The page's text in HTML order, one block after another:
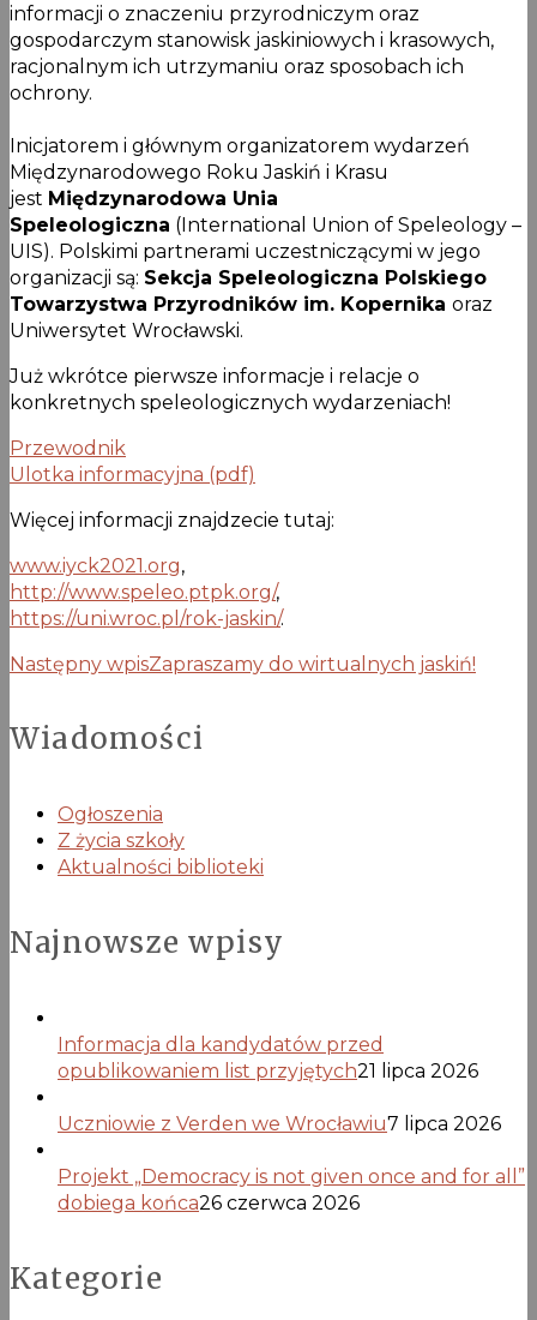
informacji o znaczeniu przyrodniczym oraz
gospodarczym stanowisk jaskiniowych i krasowych,
racjonalnym ich utrzymaniu oraz sposobach ich
ochrony.
Inicjatorem i głównym organizatorem wydarzeń
Międzynarodowego Roku Jaskiń i Krasu
jest Międzynarodowa Unia
Speleologiczna (International Union of Speleology –
UIS). Polskimi partnerami uczestniczącymi w jego
organizacji są: Sekcja Speleologiczna Polskiego
Towarzystwa Przyrodników im. Kopernika oraz
Uniwersytet Wrocławski.
Już wkrótce pierwsze informacje i relacje o
konkretnych speleologicznych wydarzeniach!
Przewodnik
Ulotka informacyjna (pdf)
Więcej informacji znajdzecie tutaj:
www.iyck2021.org,
http://www.speleo.ptpk.org/,
https://uni.wroc.pl/rok-jaskin/.
Następny wpisZapraszamy do wirtualnych jaskiń!
Wiadomości
Ogłoszenia
Z życia szkoły
Aktualności biblioteki
Najnowsze wpisy
Informacja dla kandydatów przed
opublikowaniem list przyjętych21 lipca 2026
Uczniowie z Verden we Wrocławiu7 lipca 2026
Projekt „Democracy is not given once and for all”
dobiega końca26 czerwca 2026
Kategorie